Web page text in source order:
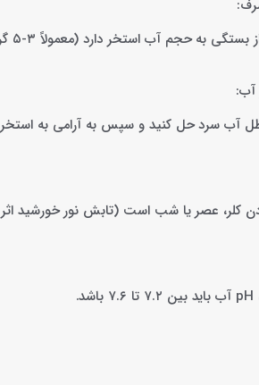
حجم آب استخر دارد (معمولاً ۳-۵ گرم به ازای هر مترمکعب).
آب سرد حل کنید و سپس به آرامی به استخر
کلر، عصر یا شب است (تابش نور خورشید